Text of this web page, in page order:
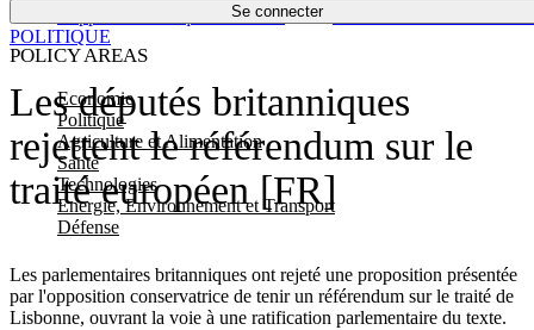
Se connecter
POLICY AREAS
Economie
Politique
Agriculture et Alimentation
Santé
Technologies
Energie, Environnement et Transport
Défense
Économie
Les députés britanniques
rejettent le référendum sur le
traité européen [FR]
Les parlementaires britanniques ont rejeté une proposition présentée
par l'opposition conservatrice de tenir un référendum sur le traité de
Lisbonne, ouvrant la voie à une ratification parlementaire du texte.
POLITIQUE